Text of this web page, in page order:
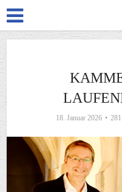
18. Januar 2026